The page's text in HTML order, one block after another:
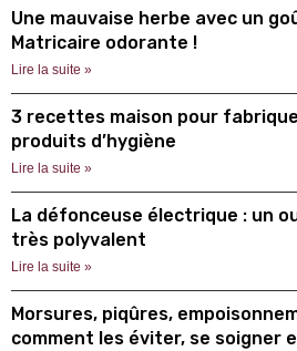
Une mauvaise herbe avec un
Matricaire odorante !
Lire la suite »
3 recettes maison pour
produits d’hygiène
Lire la suite »
La défonceuse électrique : un
très polyvalent
Lire la suite »
Morsures, piqûres,
comment les éviter, se soigner